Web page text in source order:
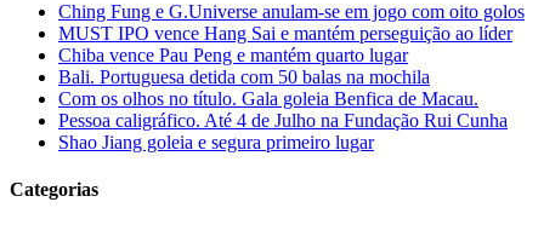
Ching Fung e G.Universe anulam-se em jogo com oito golos
MUST IPO vence Hang Sai e mantém perseguição ao líder
Chiba vence Pau Peng e mantém quarto lugar
Bali. Portuguesa detida com 50 balas na mochila
Com os olhos no título. Gala goleia Benfica de Macau.
Pessoa caligráfico. Até 4 de Julho na Fundação Rui Cunha
Shao Jiang goleia e segura primeiro lugar
Categorias